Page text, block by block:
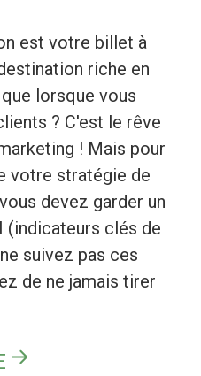
est votre billet à
riche en
lorsque vous
? C'est le rêve
! Mais pour
votre stratégie de
devez garder un
clés de
suivez pas ces
de ne jamais tirer